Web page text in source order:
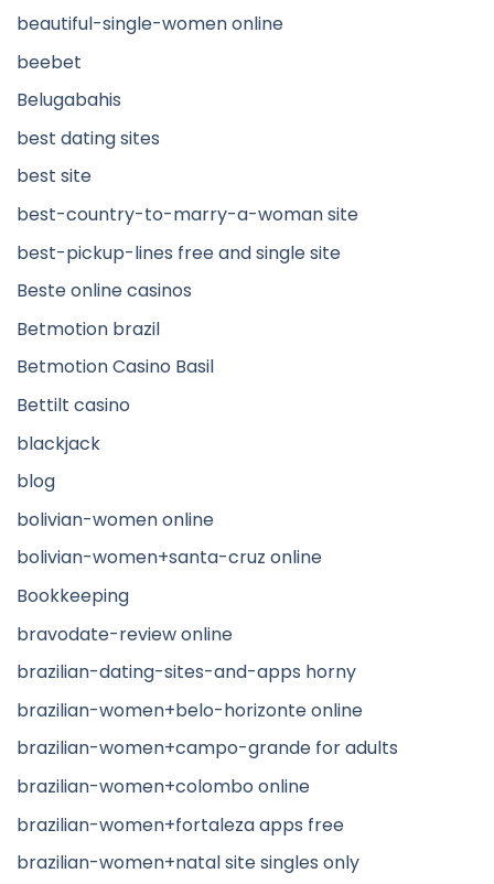
beautiful-single-women online
beebet
Belugabahis
best dating sites
best site
best-country-to-marry-a-woman site
best-pickup-lines free and single site
Beste online casinos
Betmotion brazil
Betmotion Casino Basil
Bettilt casino
blackjack
blog
bolivian-women online
bolivian-women+santa-cruz online
Bookkeeping
bravodate-review online
brazilian-dating-sites-and-apps horny
brazilian-women+belo-horizonte online
brazilian-women+campo-grande for adults
brazilian-women+colombo online
brazilian-women+fortaleza apps free
brazilian-women+natal site singles only